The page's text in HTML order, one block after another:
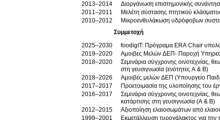
2013–2014
2011–2011
Μελέτη σύστασης πτητικού
2010–2012
Μικροενθυλάκωση υδρόφοβων
Συμμετοχή
2025–2030
foodigIT: Πρόγραμα ERA Chair
2019–2020
Αμοιβες Μελών ΔΕΠ- Παροχή
2018–2020
Σεμινάρια σύγχρονης οινοτεχνίας,
στη γευσιγνωσία (ενότητες Α & Β)
2018–2026
Αμοιβές μελών ΔΕΠ (Υπουργείο
2017–2017
Προετοιμασία της υλοποίησης του
2016–2017
Σεμινάρια σύγχρονης οινοτεχνίας,
κατάρτισης στη γευσιγνωσία (Α & Β)
2012–2015
Αξιοποίηση ελαιοσωμάτων από
1999–2001
Εκμετάλλευση τυρογάλακτος για